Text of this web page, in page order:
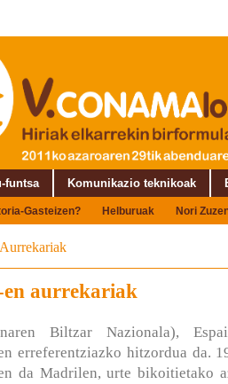
funtsa Komunikazio teknikoak
Gasteizen? Helburuak Nori
Aurrekariak
en aurrekariak
Biltzar Nazionala),
erreferentziazko hitzordua da.
da Madrilen, urte bikoitietako